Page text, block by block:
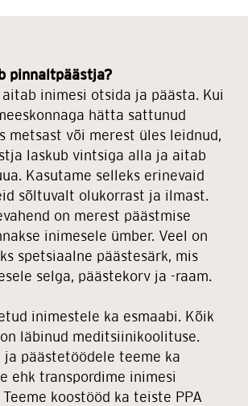
pinnaltpäästja?
inimesi otsida ja päästa. Kui
hätta sattunud
metsast või merest üles leidnud,
laskub vintsiga alla ja aitab
Kasutame selleks erinevaid
sõltuvalt olukorrast ja ilmast.
on merest päästmise
inimesele ümber. Veel on
spetsiaalne päästesärk, mis
selga, päästekorv ja -raam.
inimestele ka esmaabi. Kõik
läbinud meditsiinikoolituse.
ja päästetöödele teeme ka
ehk transpordime inimesi
koostööd ka teiste PPA